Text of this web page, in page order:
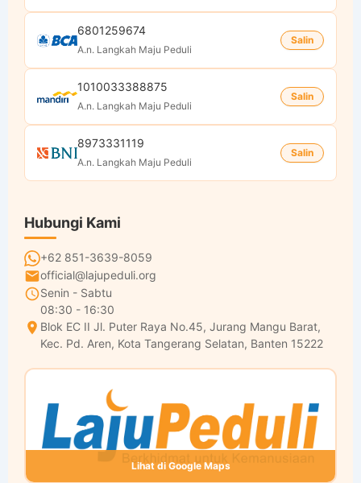
6801259674
A.n. Langkah Maju Peduli
Salin
1010033388875
A.n. Langkah Maju Peduli
Salin
8973331119
A.n. Langkah Maju Peduli
Salin
Hubungi Kami
+62 851-3639-8059
official@lajupeduli.org
Senin - Sabtu
08:30 - 16:30
Blok EC II Jl. Puter Raya No.45, Jurang Mangu Barat,
Kec. Pd. Aren, Kota Tangerang Selatan, Banten 15222
Lihat di Google Maps